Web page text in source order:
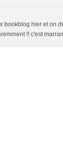
bookblog hier et on
!! c'est